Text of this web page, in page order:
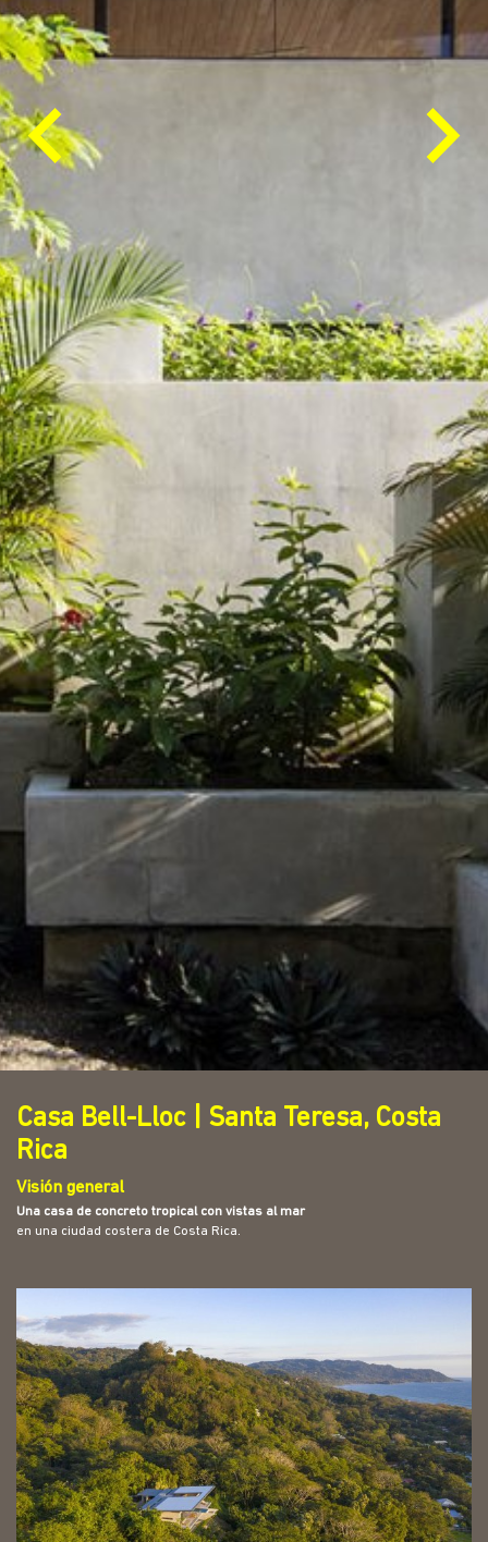
Casa Bell-Lloc | Santa Teresa, Costa
Rica
Visión general
Una casa de concreto tropical con vistas al mar
en una ciudad costera de Costa Rica.